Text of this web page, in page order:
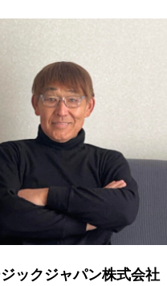
ックジャパン株式会社